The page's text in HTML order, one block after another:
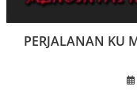
PERJALANAN KU